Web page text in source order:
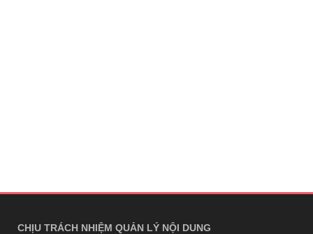
CHỊU TRÁCH NHIỆM QUẢN LÝ NỘI DUNG